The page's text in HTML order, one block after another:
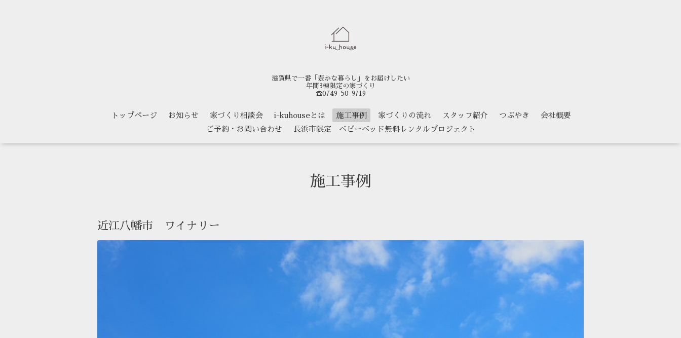
滋賀県で一番「豊かな暮らし」をお届けしたい
年間3棟限定の家づくり
☎0749-50-9719
トップページ お知らせ 家づくり相談会 i-kuhouseとは 施工事例 家づくりの流れ スタッフ紹介 つぶやき
会社概要
ご予約・お問い合わせ
長浜市限定 ベビーベッド無料レンタルプロジェクト
施工事例
近江八幡市 ワイナリー